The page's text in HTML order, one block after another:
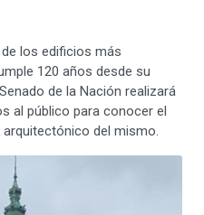
los edificios más
120 años desde su
de la Nación realizará
al público para conocer el
del mismo.